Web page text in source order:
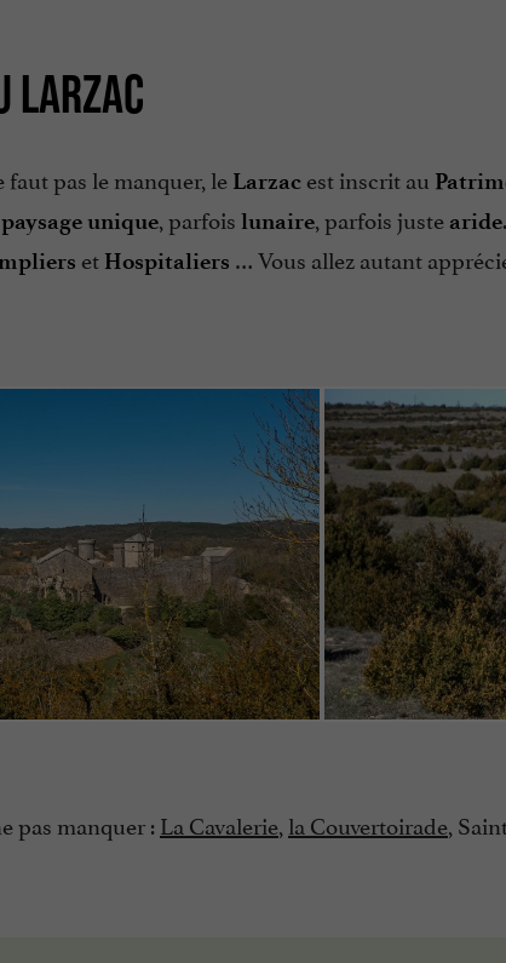
LARZAC
pas le manquer, le Larzac est inscrit au
paysage unique, parfois lunaire, parfois juste aride.
et Hospitaliers … Vous allez autant
pas manquer :La Cavalerie, la Couvertoirade,